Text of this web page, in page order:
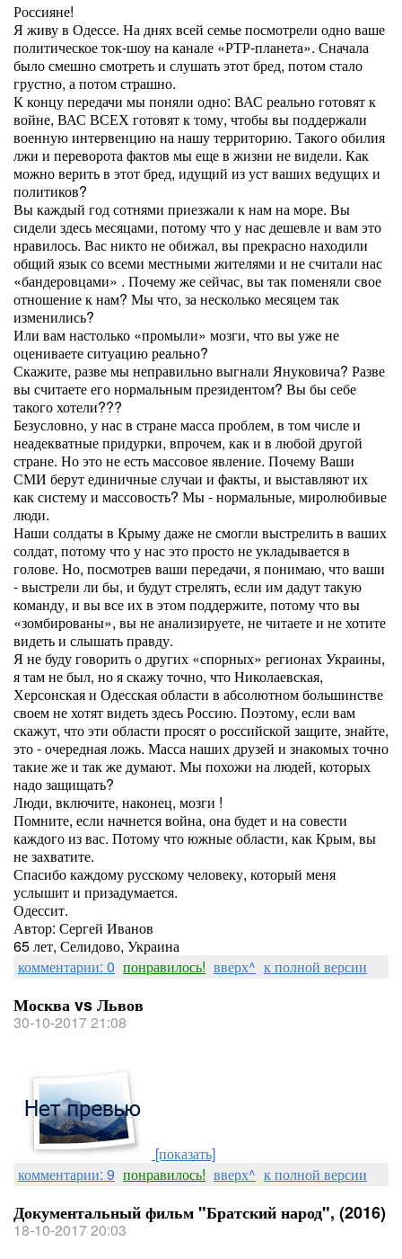
Россияне!
Я живу в Одессе. На днях всей семье посмотрели одно ваше
политическое ток-шоу на канале «РТР-планета». Сначала
было смешно смотреть и слушать этот бред, потом стало
грустно, а потом страшно.
К концу передачи мы поняли одно: ВАС реально готовят к
войне, ВАС ВСЕХ готовят к тому, чтобы вы поддержали
военную интервенцию на нашу территорию. Такого обилия
лжи и переворота фактов мы еще в жизни не видели. Как
можно верить в этот бред, идущий из уст ваших ведущих и
политиков?
Вы каждый год сотнями приезжали к нам на море. Вы
сидели здесь месяцами, потому что у нас дешевле и вам это
нравилось. Вас никто не обижал, вы прекрасно находили
общий язык со всеми местными жителями и не считали нас
«бандеровцами» . Почему же сейчас, вы так поменяли свое
отношение к нам? Мы что, за несколько месяцем так
изменились?
Или вам настолько «промыли» мозги, что вы уже не
оцениваете ситуацию реально?
Скажите, разве мы неправильно выгнали Януковича? Разве
вы считаете его нормальным президентом? Вы бы себе
такого хотели???
Безусловно, у нас в стране масса проблем, в том числе и
неадекватные придурки, впрочем, как и в любой другой
стране. Но это не есть массовое явление. Почему Ваши
СМИ берут единичные случаи и факты, и выставляют их
как систему и массовость? Мы - нормальные, миролюбивые
люди.
Наши солдаты в Крыму даже не смогли выстрелить в ваших
солдат, потому что у нас это просто не укладывается в
голове. Но, посмотрев ваши передачи, я понимаю, что ваши
- выстрели ли бы, и будут стрелять, если им дадут такую
команду, и вы все их в этом поддержите, потому что вы
«зомбированы», вы не анализируете, не читаете и не хотите
видеть и слышать правду.
Я не буду говорить о других «спорных» регионах Украины,
я там не был, но я скажу точно, что Николаевская,
Херсонская и Одесская области в абсолютном большинстве
своем не хотят видеть здесь Россию. Поэтому, если вам
скажут, что эти области просят о российской защите, знайте,
это - очередная ложь. Масса наших друзей и знакомых точно
такие же и так же думают. Мы похожи на людей, которых
надо защищать?
Люди, включите, наконец, мозги !
Помните, если начнется война, она будет и на совести
каждого из вас. Потому что южные области, как Крым, вы
не захватите.
Спасибо каждому русскому человеку, который меня
услышит и призадумается.
Одессит.
Автор: Сергей Иванов
65 лет, Селидово, Украина
комментарии: 0 понравилось! вверх^ к полной версии
Москва vs Львов
30-10-2017 21:08
[показать]
комментарии: 9 понравилось! вверх^ к полной версии
Документальный фильм "Братский народ", (2016)
18-10-2017 20:03